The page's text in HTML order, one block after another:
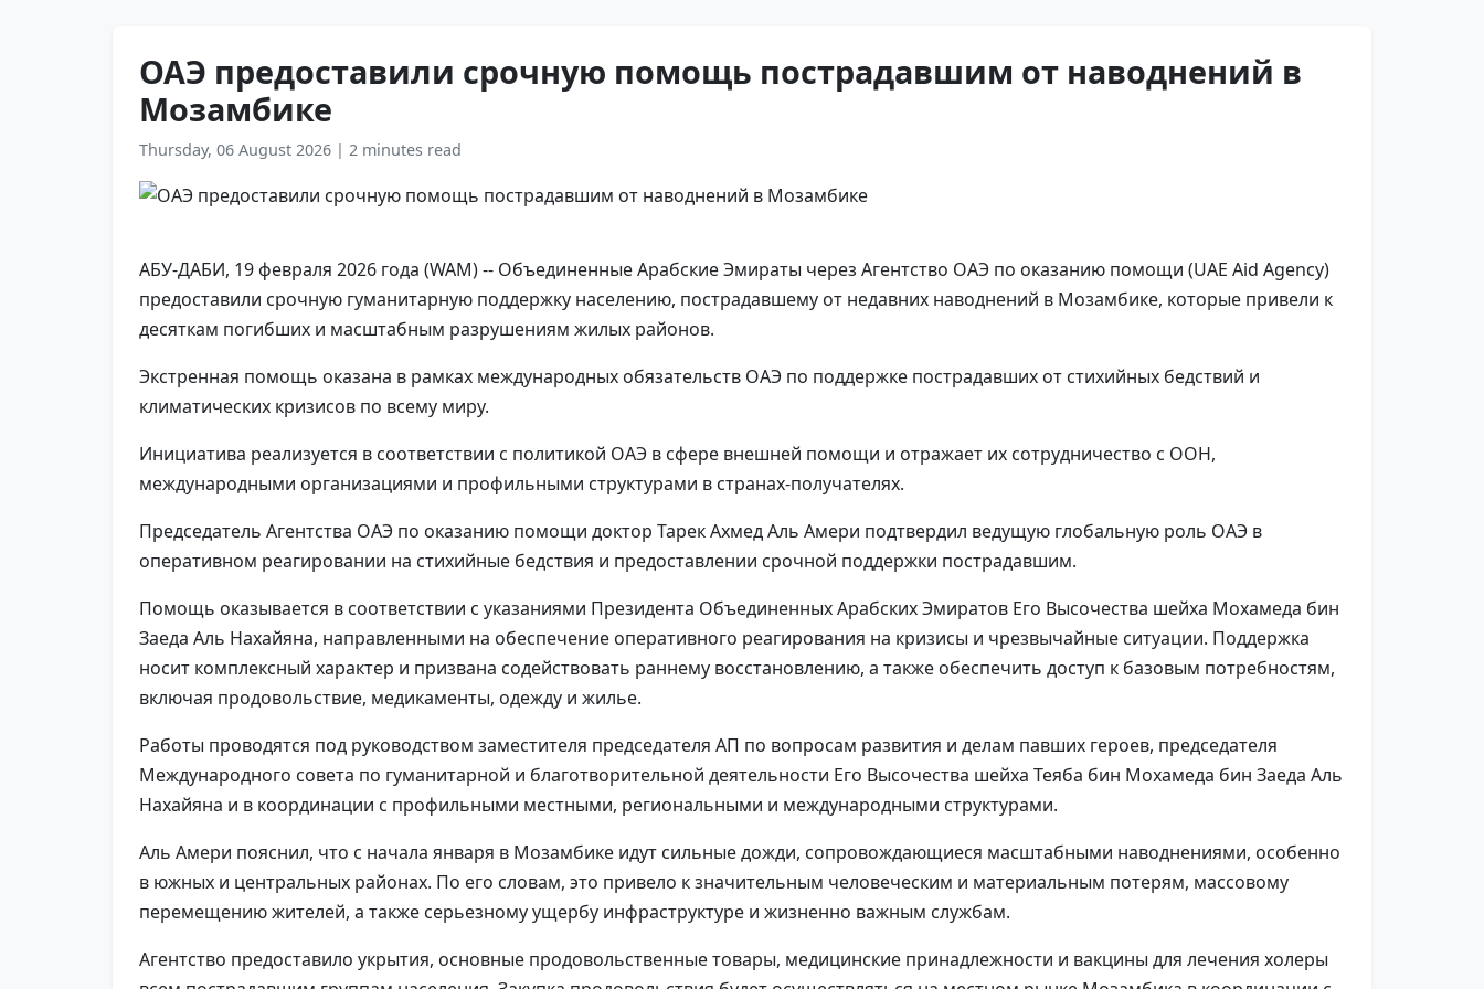
ОАЭ предоставили срочную помощь пострадавшим от наводнений в
Мозамбике
Thursday, 06 August 2026 | 2 minutes read
АБУ-ДАБИ, 19 февраля 2026 года (WAM) -- Объединенные Арабские Эмираты через Агентство ОАЭ по оказанию помощи (UAE Aid Agency)
предоставили срочную гуманитарную поддержку населению, пострадавшему от недавних наводнений в Мозамбике, которые привели к
десяткам погибших и масштабным разрушениям жилых районов.
Экстренная помощь оказана в рамках международных обязательств ОАЭ по поддержке пострадавших от стихийных бедствий и
климатических кризисов по всему миру.
Инициатива реализуется в соответствии с политикой ОАЭ в сфере внешней помощи и отражает их сотрудничество с ООН,
международными организациями и профильными структурами в странах-получателях.
Председатель Агентства ОАЭ по оказанию помощи доктор Тарек Ахмед Аль Амери подтвердил ведущую глобальную роль ОАЭ в
оперативном реагировании на стихийные бедствия и предоставлении срочной поддержки пострадавшим.
Помощь оказывается в соответствии с указаниями Президента Объединенных Арабских Эмиратов Его Высочества шейха Мохамеда бин
Заеда Аль Нахайяна, направленными на обеспечение оперативного реагирования на кризисы и чрезвычайные ситуации. Поддержка
носит комплексный характер и призвана содействовать раннему восстановлению, а также обеспечить доступ к базовым потребностям,
включая продовольствие, медикаменты, одежду и жилье.
Работы проводятся под руководством заместителя председателя АП по вопросам развития и делам павших героев, председателя
Международного совета по гуманитарной и благотворительной деятельности Его Высочества шейха Теяба бин Мохамеда бин Заеда Аль
Нахайяна и в координации с профильными местными, региональными и международными структурами.
Аль Амери пояснил, что с начала января в Мозамбике идут сильные дожди, сопровождающиеся масштабными наводнениями, особенно
в южных и центральных районах. По его словам, это привело к значительным человеческим и материальным потерям, массовому
перемещению жителей, а также серьезному ущербу инфраструктуре и жизненно важным службам.
Агентство предоставило укрытия, основные продовольственные товары, медицинские принадлежности и вакцины для лечения холеры